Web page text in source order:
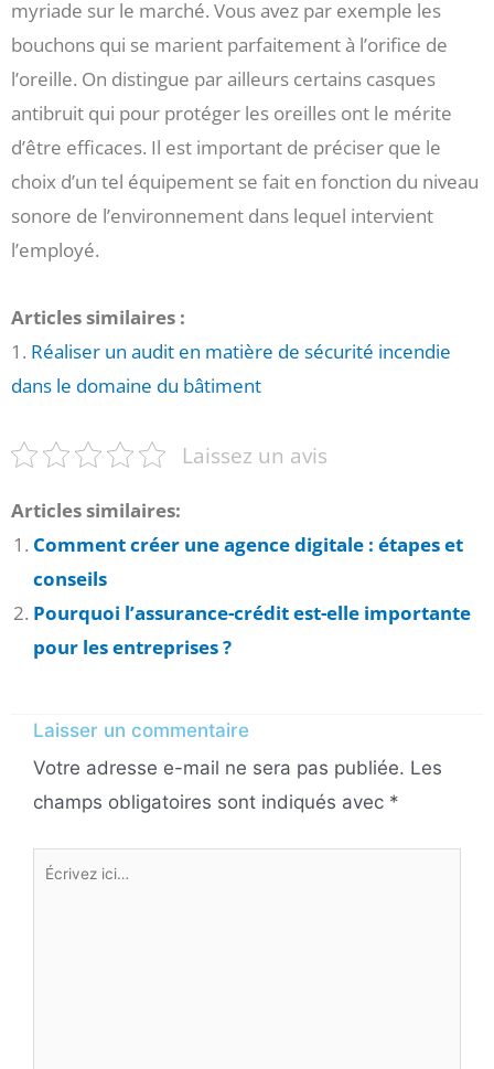
myriade sur le marché. Vous avez par exemple les
bouchons qui se marient parfaitement à l’orifice de
l’oreille. On distingue par ailleurs certains casques
antibruit qui pour protéger les oreilles ont le mérite
d’être efficaces. Il est important de préciser que le
choix d’un tel équipement se fait en fonction du niveau
sonore de l’environnement dans lequel intervient
l’employé.
Articles similaires :
1. Réaliser un audit en matière de sécurité incendie
dans le domaine du bâtiment
Laissez un avis
Articles similaires:
Comment créer une agence digitale : étapes et
conseils
Pourquoi l’assurance-crédit est-elle importante
pour les entreprises ?
Laisser un commentaire
Votre adresse e-mail ne sera pas publiée. Les
champs obligatoires sont indiqués avec *
Écrivez